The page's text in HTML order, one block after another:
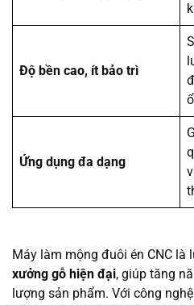
Độ bền cao, ít bảo trì
Ứng dụng đa dạng
Máy làm mộng đuôi én CNC là
xưởng gỗ hiện đại, giúp tăng
lượng sản phẩm. Với công